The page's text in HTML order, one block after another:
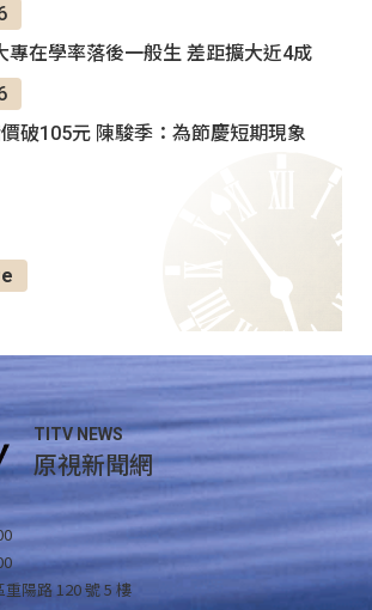
專在學率落後一般生 差距擴大近4成
破105元 陳駿季：為節慶短期現象
TITV NEWS
原視新聞網
陽路 120 號 5 樓